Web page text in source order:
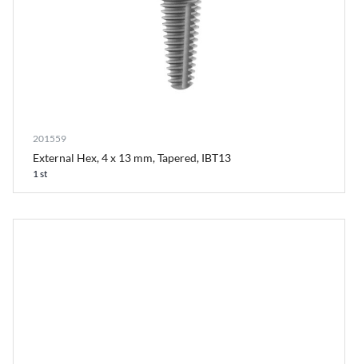
201559
External Hex, 4 x 13 mm, Tapered, IBT13
1 st